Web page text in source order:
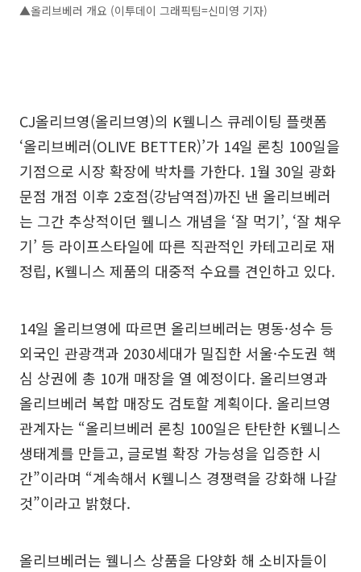
▲올리브베러 개요 (이투데이 그래픽팀=신미영 기자)
CJ올리브영(올리브영)의 K웰니스 큐레이팅 플랫폼
‘올리브베러(OLIVE BETTER)’가 14일 론칭 100일을
기점으로 시장 확장에 박차를 가한다. 1월 30일 광화
문점 개점 이후 2호점(강남역점)까진 낸 올리브베러
는 그간 추상적이던 웰니스 개념을 ‘잘 먹기’, ‘잘 채우
기’ 등 라이프스타일에 따른 직관적인 카테고리로 재
정립, K웰니스 제품의 대중적 수요를 견인하고 있다.
14일 올리브영에 따르면 올리브베러는 명동·성수 등
외국인 관광객과 2030세대가 밀집한 서울·수도권 핵
심 상권에 총 10개 매장을 열 예정이다. 올리브영과
올리브베러 복합 매장도 검토할 계획이다. 올리브영
관계자는 “올리브베러 론칭 100일은 탄탄한 K웰니스
생태계를 만들고, 글로벌 확장 가능성을 입증한 시
간”이라며 “계속해서 K웰니스 경쟁력을 강화해 나갈
것”이라고 밝혔다.
올리브베러는 웰니스 상품을 다양화 해 소비자들이